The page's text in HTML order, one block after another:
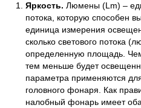
Яркость. Люмены (Lm) –
потока, которую способен
единица измерения
сколько светового потока
определенную площадь.
тем меньше будет
параметра применяются
головного фонаря. Как
налобный фонарь имеет